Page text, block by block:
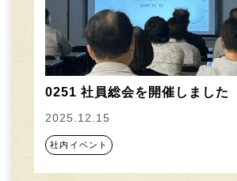
0251 社員総会を開催しました
2025.12.15
社内イベント